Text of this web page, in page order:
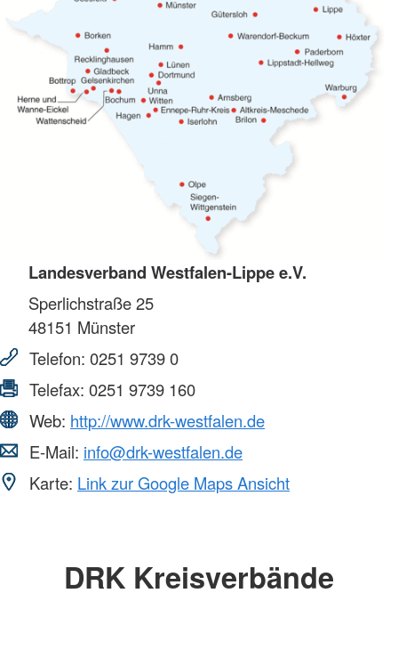
Landesverband Westfalen-Lippe e.V.
Sperlichstraße 25
48151 Münster
Telefon: 0251 9739 0
Telefax: 0251 9739 160
Web: http://www.drk-westfalen.de
E-Mail: info@drk-westfalen.de
Karte: Link zur Google Maps Ansicht
DRK Kreisverbände